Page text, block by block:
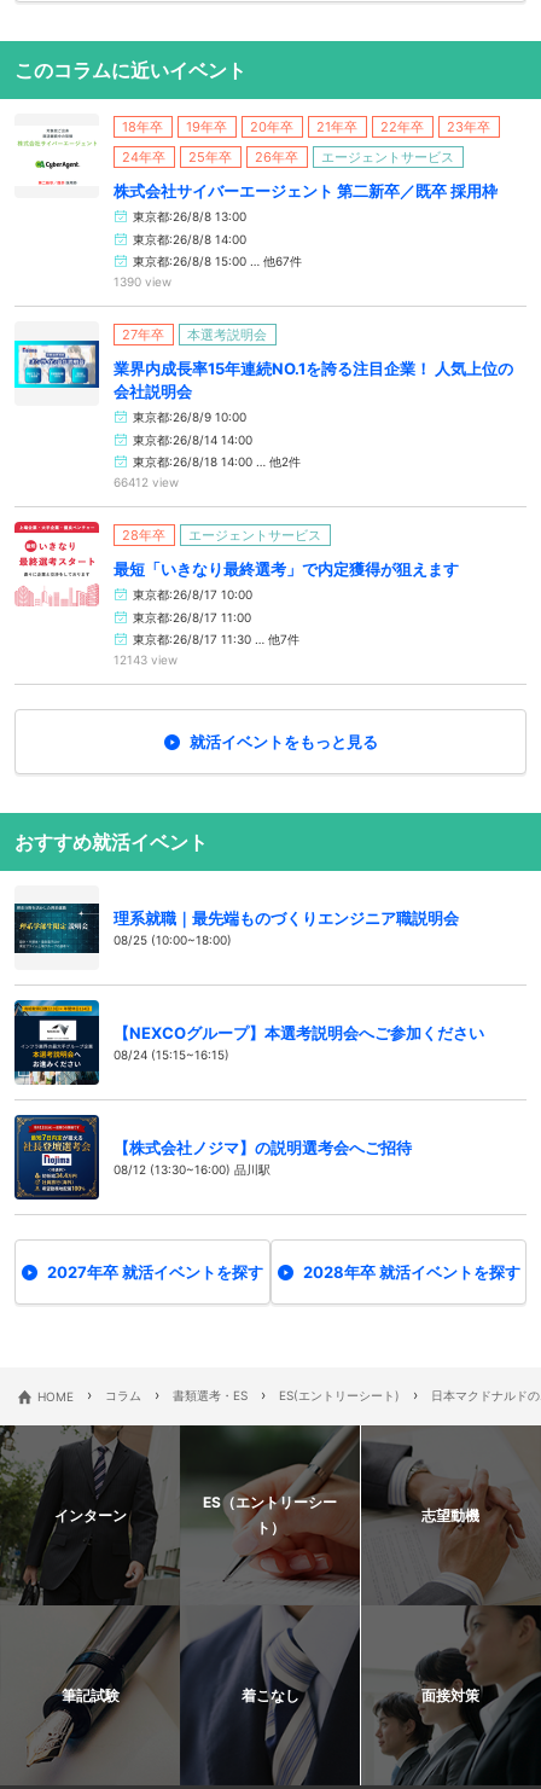
このコラムに近いイベント
18年卒 19年卒 20年卒 21年卒 22年卒
23年卒
24年卒
25年卒 26年卒 エージェントサービス
株式会社サイバーエージェント 第二新卒／既卒 採用枠
東京都:26/8/8 13:00
東京都:26/8/8 14:00
東京都:26/8/8 15:00 … 他67件
1390 view
27年卒 本選考説明会
業界内成長率15年連続NO.1を誇る注目企業！ 人気上位の
会社説明会
東京都:26/8/9 10:00
東京都:26/8/14 14:00
東京都:26/8/18 14:00 … 他2件
66412 view
28年卒 エージェントサービス
最短「いきなり最終選考」で内定獲得が狙えます
東京都:26/8/17 10:00
東京都:26/8/17 11:00
東京都:26/8/17 11:30 … 他7件
12143 view
就活イベントをもっと見る
おすすめ就活イベント
理系就職｜最先端ものづくりエンジニア職説明会
08/25 (10:00~18:00)
【NEXCOグループ】本選考説明会へご参加ください
08/24 (15:15~16:15)
【株式会社ノジマ】の説明選考会へご招待
08/12 (13:30~16:00) 品川駅
2027年卒 就活イベントを探す 2028年卒 就活イベントを探す
HOME › コラム › 書類選考・ES › ES(エントリーシート) › 日本マクドナルド
インターン
ES（エントリーシー
ト）
志望動機
筆記試験 着こなし 面接対策